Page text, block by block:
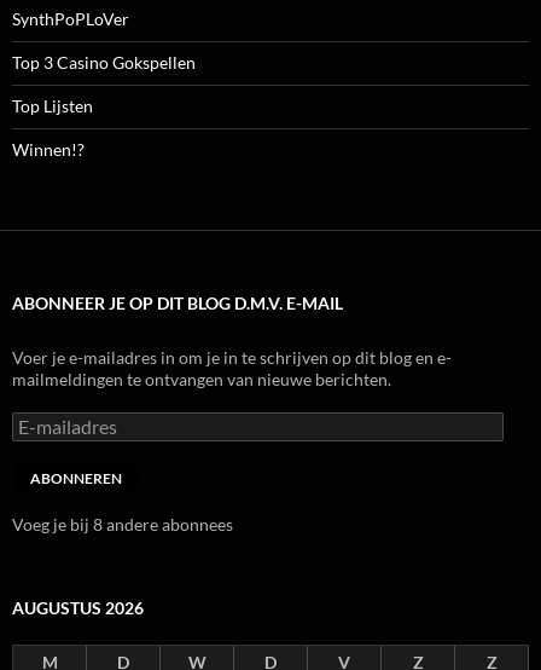
SynthPoPLoVer
Top 3 Casino Gokspellen
Top Lijsten
Winnen!?
ABONNEER JE OP DIT BLOG D.M.V. E-MAIL
Voer je e-mailadres in om je in te schrijven op dit blog en e-
mailmeldingen te ontvangen van nieuwe berichten.
E-
mailadres
ABONNEREN
Voeg je bij 8 andere abonnees
AUGUSTUS 2026
M D W D V Z
Z